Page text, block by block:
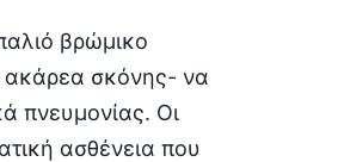
βρώμικο
ακάρεα σκόνης- να
πνευμονίας. Οι
ασθένεια που